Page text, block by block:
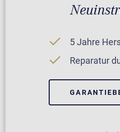
5 Jahre
Reparatur